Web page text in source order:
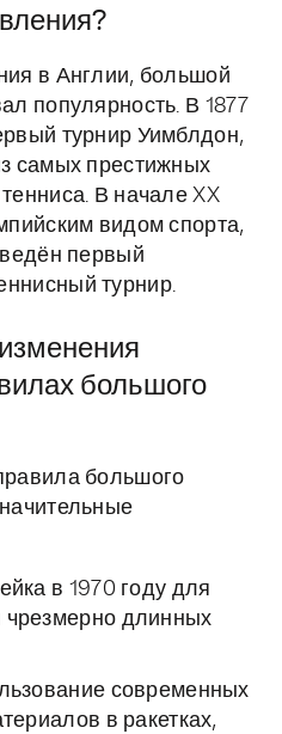
в Англии, большой
популярность. В 1877
турнир Уимблдон,
самых престижных
В начале XX
видом спорта,
первый
турнир.
большого
большого
в 1970 году для
длинных
современных
в ракетках,